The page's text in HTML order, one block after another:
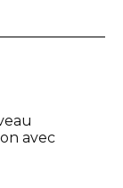
avec